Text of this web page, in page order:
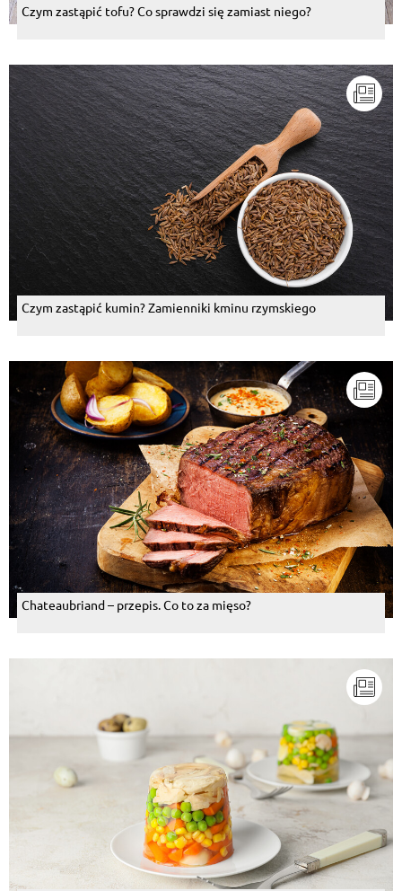
Czym zastąpić tofu? Co sprawdzi się zamiast niego?
Czym zastąpić kumin? Zamienniki kminu rzymskiego
Chateaubriand – przepis. Co to za mięso?